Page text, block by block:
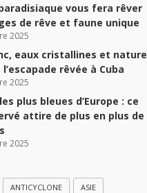
vous fera rêver
de rêve et faune unique
2025
eaux cristallines et nature
rêvée à Cuba
2025
plus bleues d’Europe : ce
attire de plus en plus de
2025
ANTICYCLONE ASIE